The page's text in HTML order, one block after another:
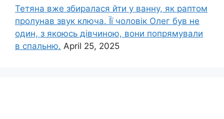
Тетяна вже збиралася йти у ванну, як раптом
пролунав звук ключа. Її чоловік Олег був не
один, з якоюсь дівчиною, вони попрямували
в спальню. April 25, 2025